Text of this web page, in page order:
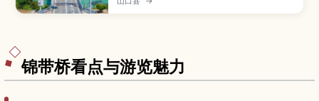
将介绍观景与拍照要点、最佳旅行季节、附近沙滩
锦带桥看点与游览魅力